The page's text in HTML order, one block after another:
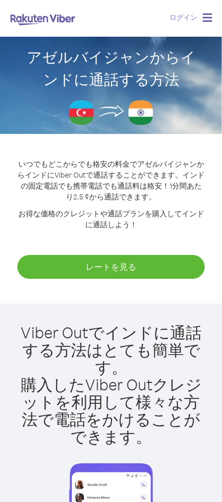
ログイン
アゼルバイジャンからイ
ンドに通話する方法
いつでもどこからでも格安の料金でアゼルバイジャンか
らインドにViber Outで通話することができます。 インド
の固定電話でも携帯電話でも通話料は格安！1分間あた
り2.5 ¢から通話できます。
お得な価格のクレジットや通話プランを購入してインド
に通話しよう！
レートを見る
Viber Outでインドに通話
する方法はとても簡単で
す。
購入したViber Outクレジ
ットを利用して様々な方
法で電話をかけることが
できます。